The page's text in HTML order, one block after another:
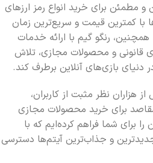
مطمئن برای خرید انواع رمز ارزهای
با کمترین قیمت و سریع‌ترین زمان
رنگو گیم با ارائه خدمات
قانونی و محصولات مجازی، تلاش
دنیای بازی‌های آنلاین برطرف کند.
بیش از هزاران نظر مثبت از کاربران،
مقاصد برای خرید محصولات مجازی
برای شما فراهم کرده‌ایم که با
و جذاب‌ترین آیتم‌ها دسترسی